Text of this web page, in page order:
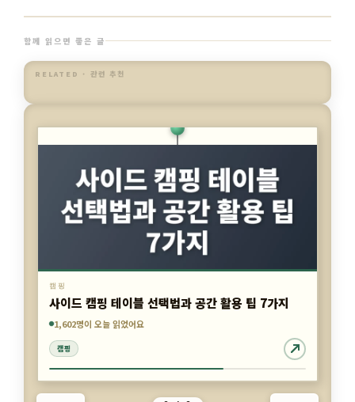
RELATED · 관련 추천
5,145명이 오늘 읽었어요
사이드 캠핑 테이블 선택법과 공간 활용 팁 7가지
1,602명이 오늘 읽었어요
2,394명이 오늘 읽었어요
이전
카
캠핑